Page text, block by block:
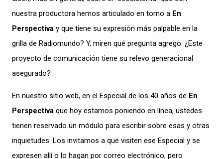
nuestra productora hemos articulado en torno a En
Perspectiva y que tiene su expresión más palpable en la
grilla de Radiomundo? Y, miren qué pregunta agrego: ¿Este
proyecto de comunicación tiene su relevo generacional
asegurado?
En nuestro sitio web, en el Especial de los 40 años de En
Perspectiva que hoy estamos poniendo en línea, ustedes
tienen reservado un módulo para escribir sobre esas y otras
inquietudes. Los invitamos a que visiten ese Especial y se
expresen allí o lo hagan por correo electrónico, pero